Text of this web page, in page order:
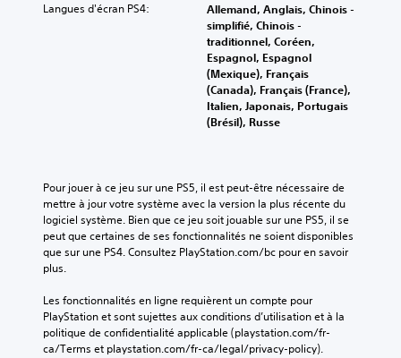
Langues d'écran PS4:
Allemand, Anglais, Chinois -
simplifié, Chinois -
traditionnel, Coréen,
Espagnol, Espagnol
(Mexique), Français
(Canada), Français (France),
Italien, Japonais, Portugais
(Brésil), Russe
Pour jouer à ce jeu sur une PS5, il est peut-être nécessaire de
mettre à jour votre système avec la version la plus récente du
logiciel système. Bien que ce jeu soit jouable sur une PS5, il se
peut que certaines de ses fonctionnalités ne soient disponibles
que sur une PS4. Consultez PlayStation.com/bc pour en savoir
plus.
Les fonctionnalités en ligne requièrent un compte pour
PlayStation et sont sujettes aux conditions d’utilisation et à la
politique de confidentialité applicable (playstation.com/fr-
ca/Terms et playstation.com/fr-ca/legal/privacy-policy).